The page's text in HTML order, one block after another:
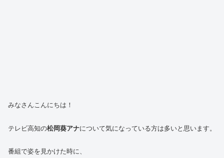
みなさんこんにちは！
テレビ高知の松岡葵アナについて気になっている方は多いと思います。
番組で姿を見かけた時に、